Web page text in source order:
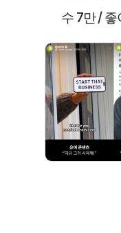
수 7만 /